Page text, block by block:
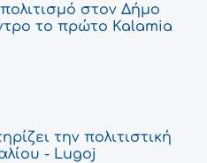
στον Δήμο
το πρώτο Kalamia
την πολιτιστική
- Lugoj